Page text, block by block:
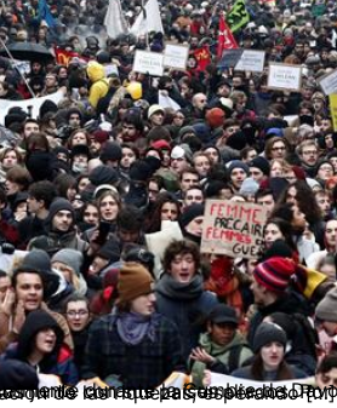
aliados. Por otra parte, OXFAM elabora un informa anual sobre las cifras alarmantes de desigualdad y acumulación de las riquezas, esperando […]